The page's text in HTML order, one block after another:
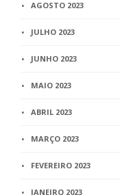
AGOSTO 2023
JULHO 2023
JUNHO 2023
MAIO 2023
ABRIL 2023
MARÇO 2023
FEVEREIRO 2023
JANEIRO 2023